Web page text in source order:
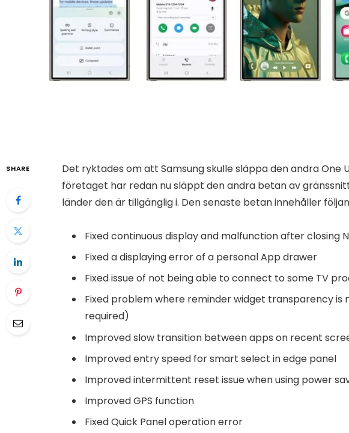
SHARE
Det ryktades om att Samsung skulle släppa den andra One
företaget har redan nu släppt den andra betan av
länder den är tillgänglig i. Den senaste betan innehåller
Fixed continuous display and malfunction after closing
Fixed a displaying error of a personal App drawer
Fixed issue of not being able to connect to some TV
Fixed problem where reminder widget transparency
required)
Improved slow transition between apps on recent
Improved entry speed for smart select in edge panel
Improved intermittent reset issue when using power
Improved GPS function
Fixed Quick Panel operation error